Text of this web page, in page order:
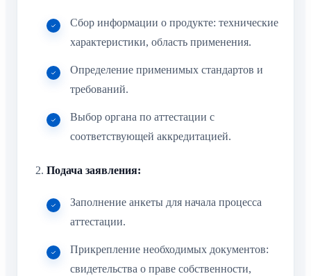
Сбор информации о продукте: технические
характеристики, область применения.
Определение применимых стандартов и
требований.
Выбор органа по аттестации с
соответствующей аккредитацией.
Подача заявления:
Заполнение анкеты для начала процесса
аттестации.
Прикрепление необходимых документов:
свидетельства о праве собственности,